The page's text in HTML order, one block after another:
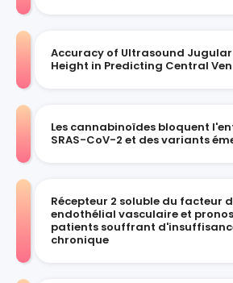
Accuracy of Ultrasound Jugular
Height in Predicting Central
Les cannabinoïdes bloquent
SRAS-CoV-2 et des variants
Récepteur 2 soluble du facteur
endothélial vasculaire et
patients souffrant
chronique